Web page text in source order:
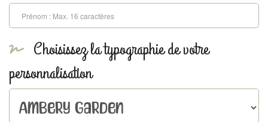
Choisissez la typographie de votre
personnalisation